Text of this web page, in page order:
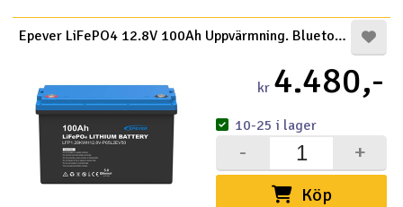
Epever LiFePO4 12.8V 100Ah Uppvärmning. Bluetooth
kr 4.480,-
Köp
+
-
10-25 i lager